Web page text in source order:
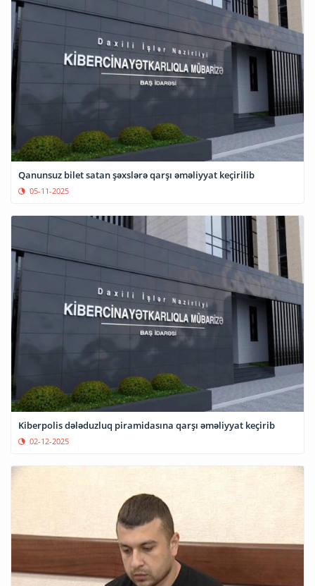
Qanunsuz bilet satan şəxslərə qarşı əməliyyat keçirilib
05-11-2025
Kiberpolis dələduzluq piramidasına qarşı əməliyyat keçirib
02-12-2025